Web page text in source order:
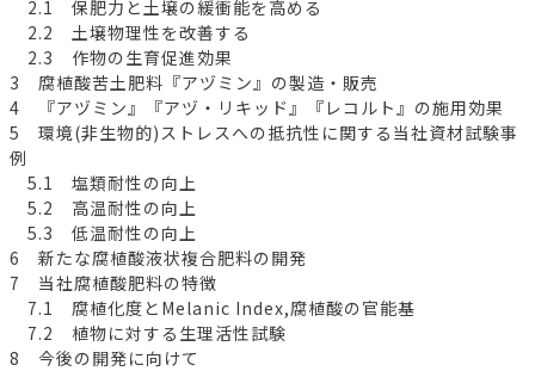
2.1 保肥力と土壌の緩衝能を高める
2.2 土壌物理性を改善する
2.3 作物の生育促進効果
3 腐植酸苦土肥料『アヅミン』の製造・販売
4 『アヅミン』『アヅ・リキッド』『レコルト』の施用効果
5 環境(非生物的)ストレスへの抵抗性に関する当社資材試験事
例
5.1 塩類耐性の向上
5.2 高温耐性の向上
5.3 低温耐性の向上
6 新たな腐植酸液状複合肥料の開発
7 当社腐植酸肥料の特徴
7.1 腐植化度とMelanic Index,腐植酸の官能基
7.2 植物に対する生理活性試験
8 今後の開発に向けて